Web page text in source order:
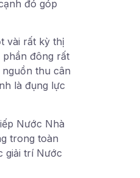
đó góp
vài rất kỳ thị
phần đông rất
thu cân
là đụng lực
Nước Nhà
trong toàn
giải trí Nước